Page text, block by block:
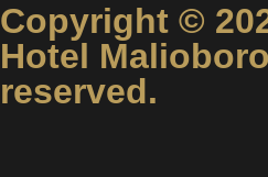
Copyright ©
Hotel
reserved.